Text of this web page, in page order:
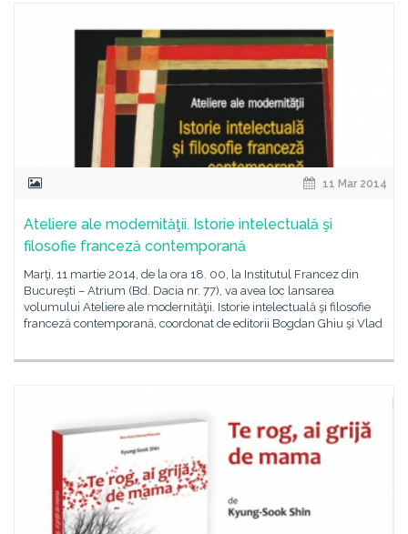
11 Mar 2014
Ateliere ale modernităţii. Istorie intelectuală şi
filosofie franceză contemporană
Marţi, 11 martie 2014, de la ora 18. 00, la Institutul Francez din
Bucureşti – Atrium (Bd. Dacia nr. 77), va avea loc lansarea
volumului Ateliere ale modernităţii. Istorie intelectuală şi filosofie
franceză contemporană, coordonat de editorii Bogdan Ghiu şi Vlad